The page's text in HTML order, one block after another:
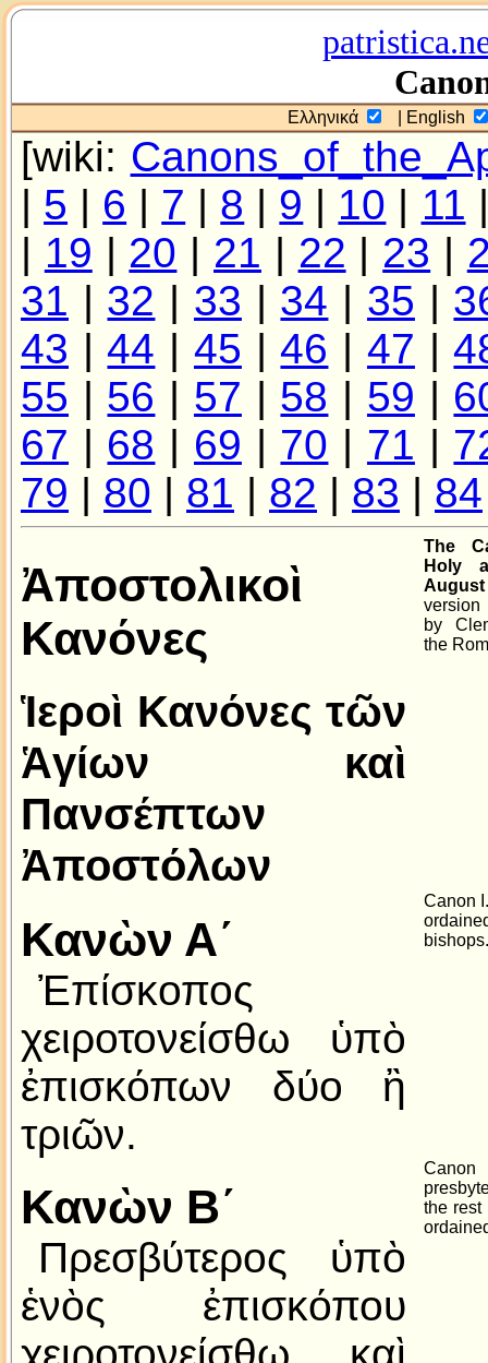
Ελληνικά | English
[wiki:
| 5 | 6 | 7 | 8 | 9 | 10 | 11
| 19 | 20 | 21 | 22 | 23 |
31 | 32 | 33 | 34 | 35 |
43 |44 | 45 |46 | 47 |
55 | 56 | 57 | 58 | 59 |
67 | 68 | 69 | 70 | 71 |
79 | 80 | 81 | 82 | 83 | 84
Ἀποστολικοὶ
Κανόνες
Ἱεροὶ Κανόνες τῶν
Ἁγίων καὶ
Πανσέπτων
Ἀποστόλων
The
Holy
by
the
Κανὼν Α´
Ἐπίσκοπος
χειροτονείσθω ὑπὸ
ἐπισκόπων δύο ἢ
τριῶν.
Canon
bishops.
Κανὼν B´
Πρεσβύτερος ὑπὸ
ἑνὸς ἐπισκόπου
the rest